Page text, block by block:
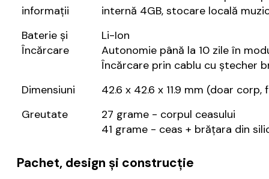
informații
internă 4GB, stocare locală
Baterie și
Încărcare
Li-Ion
Autonomie până la 10 zile în
Încărcare prin cablu cu ștecher
Dimensiuni
42.6 x 42.6 x 11.9 mm (doar
Greutate
27 grame - corpul ceasului
41 grame - ceas + brățara din
Pachet, design și construcție